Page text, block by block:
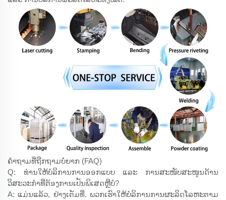
ຄຳຖາມທີ່ຖືກຖາມບໍ່ຍາກ (FAQ)
Q: ທ່ານໃຫ້ບໍລິການການອອກແບບ ແລະ ການສະໜັບສະໜູນດ້ານ
ວິສະວະກຳທີ່ຕ້ອງການເປັນພິເສດຫຼືບໍ?
A: ແມ່ນແລ້ວ, ຢ່າງເຕັມທີ່. ພວກເຮົາໃຫ້ບໍລິການການຜະລິດໂລຫະຕາມ